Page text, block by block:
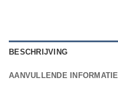
BESCHRIJVING
AANVULLENDE INFORMATIE